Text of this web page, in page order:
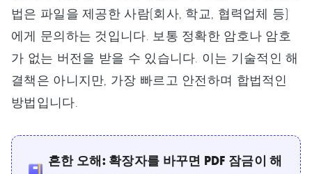
법은 파일을 제공한 사람(회사, 학교, 협력업체 등)
에게 문의하는 것입니다. 보통 정확한 암호나 암호
가 없는 버전을 받을 수 있습니다. 이는 기술적인 해
결책은 아니지만, 가장 빠르고 안전하며 합법적인
방법입니다.
흔한 오해: 확장자를 바꾸면 PDF 잠금이 해